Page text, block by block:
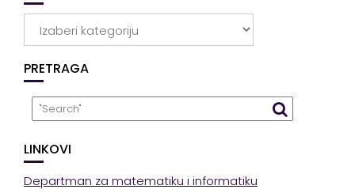
PRETRAGA
LINKOVI
Departman za matematiku i informatiku